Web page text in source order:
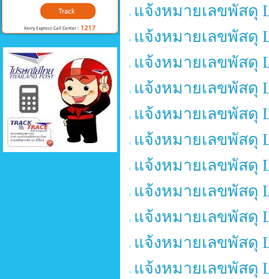
แจ้งหมายเลขพัสดุ
แจ้งหมายเลขพัสดุ
แจ้งหมายเลขพัสดุ
แจ้งหมายเลขพัสดุ
แจ้งหมายเลขพัสดุ
แจ้งหมายเลขพัสดุ
แจ้งหมายเลขพัสดุ
แจ้งหมายเลขพัสดุ
แจ้งหมายเลขพัสดุ
แจ้งหมายเลขพัสดุ
แจ้งหมายเลขพัสดุ